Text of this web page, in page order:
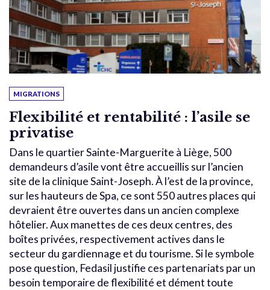
MIGRATIONS
Flexibilité et rentabilité : l’asile se
privatise
Dans le quartier Sainte-Marguerite à Liège, 500
demandeurs d’asile vont être accueillis sur l’ancien
site de la clinique Saint-Joseph. À l’est de la province,
sur les hauteurs de Spa, ce sont 550 autres places qui
devraient être ouvertes dans un ancien complexe
hôtelier. Aux manettes de ces deux centres, des
boîtes privées, respectivement actives dans le
secteur du gardiennage et du tourisme. Si le symbole
pose question, Fedasil justifie ces partenariats par un
besoin temporaire de flexibilité et dément toute